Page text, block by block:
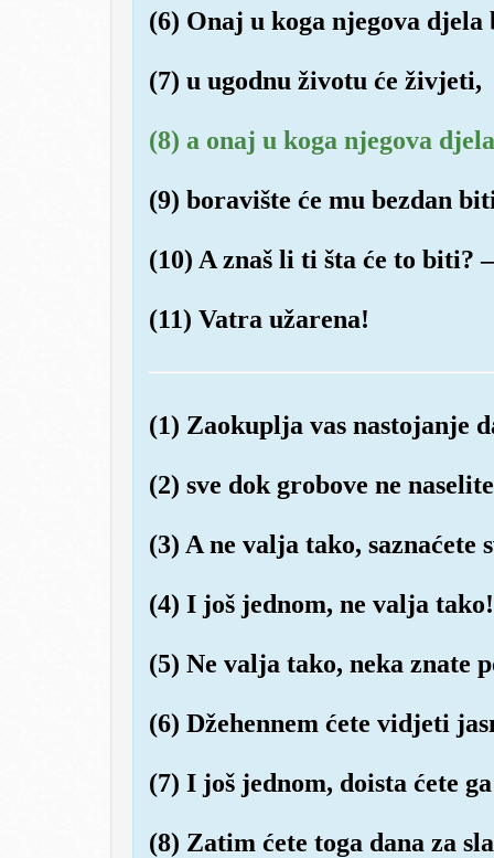
(6) Onaj u koga njegova djela
(7) u ugodnu životu će živjeti,
(8) a onaj u koga njegova
(9) boravište će mu bezdan
(10) A znaš li ti šta će to biti? –
(11) Vatra užarena!
(1) Zaokuplja vas nastojanje
(2) sve dok grobove ne
(3) A ne valja tako, saznaćete
(4) I još jednom, ne valja
(5) Ne valja tako, neka znate
(6) Džehennem ćete vidjeti
(7) I još jednom, doista ćete
(8) Zatim ćete toga dana za